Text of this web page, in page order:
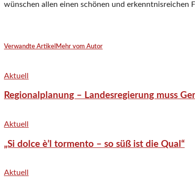
wünschen allen einen schönen und erkenntnisreichen
Verwandte Artikel Mehr vom Autor
Aktuell
Regionalplanung – Landesregierung muss
Aktuell
„Si dolce è’l tormento – so süß ist die Qual“
Aktuell